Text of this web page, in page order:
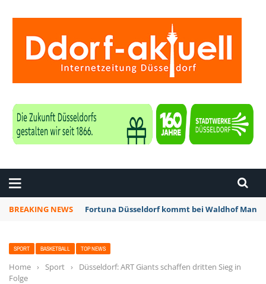
BREAKING NEWS Fortuna Düsseldorf kommt bei Waldhof
SPORT BASKETBALL TOP NEWS
Home › Sport ›
Düsseldorf: ART Giants schaffen dritten Sieg in
Folge